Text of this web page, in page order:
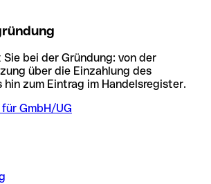
bei der Gründung: von der
über die Einzahlung des
zum Eintrag im Handelsregister.
GmbH/UG